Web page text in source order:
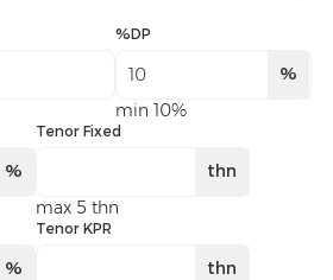
%DP
%
min 10%
%
Tenor Fixed
thn
max 5 thn
%
Tenor KPR
thn